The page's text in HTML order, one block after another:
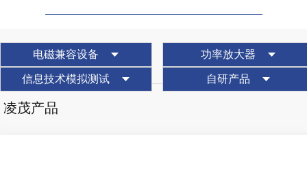
电磁兼容设备 功率放大器
信息技术模拟测试 自研产品
凌茂产品